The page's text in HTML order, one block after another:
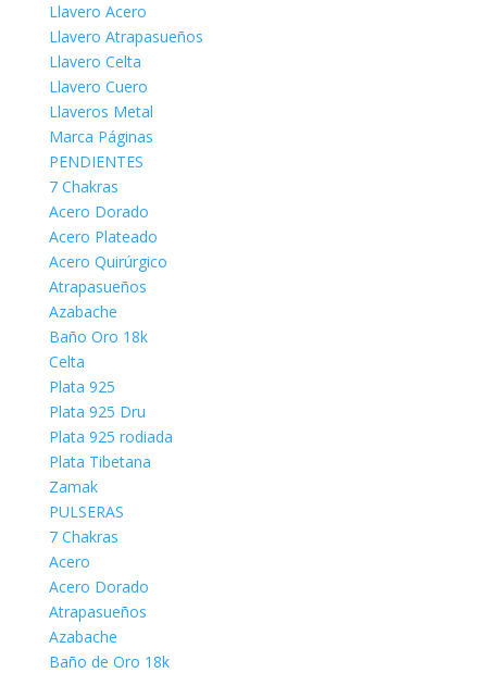
Llavero Acero
Llavero Atrapasueños
Llavero Celta
Llavero Cuero
Llaveros Metal
Marca Páginas
PENDIENTES
7 Chakras
Acero Dorado
Acero Plateado
Acero Quirúrgico
Atrapasueños
Azabache
Baño Oro 18k
Celta
Plata 925
Plata 925 Dru
Plata 925 rodiada
Plata Tibetana
Zamak
PULSERAS
7 Chakras
Acero
Acero Dorado
Atrapasueños
Azabache
Baño de Oro 18k